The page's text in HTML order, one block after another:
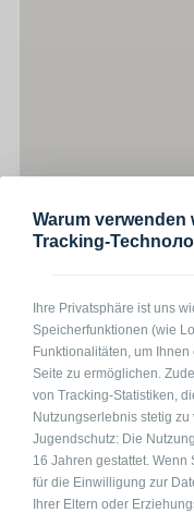
1 - 8 Personen
In Kürze
Trostberg, jedes Zimmer
Gemeinschaftsküche mit
vor Ort ein Frühstück
Endreinigung, Handtücher
Preise
Warum
Tracking-
Ihre Privatsphäre ist uns
Speicherfunktionen (wie
Funktionalitäten, um
Seite zu ermöglichen.
von Tracking-Statistiken,
Nutzungserlebnis stetig
Jugendschutz: Die
16 Jahren gestattet.
für die Einwilligung zur
Ihrer Eltern oder